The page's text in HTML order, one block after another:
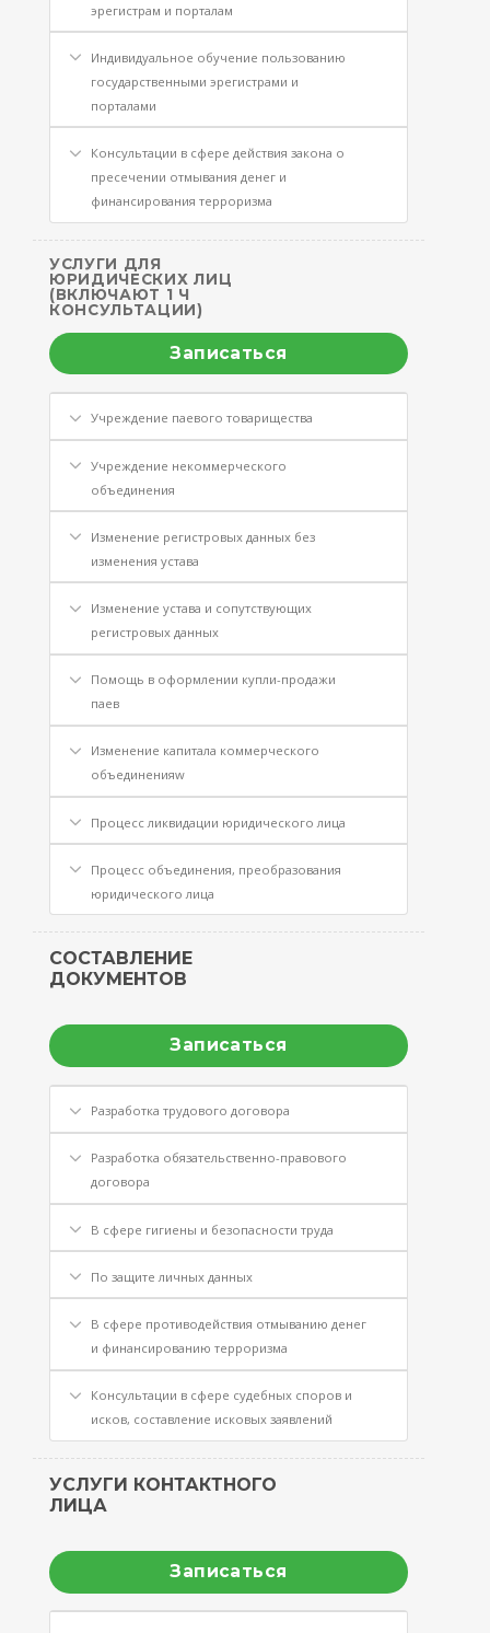
эрегистрам и порталам
Индивидуальное обучение пользованию
государственными эрегистрами и
порталами
Консультации в сфере действия закона о
пресечении отмывания денег и
финансирования терроризма
УСЛУГИ ДЛЯ
ЮРИДИЧЕСКИХ ЛИЦ
(ВКЛЮЧАЮТ 1 Ч
КОНСУЛЬТАЦИИ)
Записаться
Учреждение паевого товарищества
Учреждение некоммерческого
объединения
Изменение регистровых данных без
изменения устава
Изменение устава и сопутствующих
регистровых данных
Помощь в оформлении купли-продажи
паев
Изменение капитала коммерческого
объединенияw
Процесс ликвидации юридического лица
Процесс объединения, преобразования
юридического лица
СОСТАВЛЕНИЕ
ДОКУМЕНТОВ
Записаться
Разработка трудового договора
Разработка обязательственно-правового
договора
В сфере гигиены и безопасности труда
По защите личных данных
В сфере противодействия отмыванию денег
и финансированию терроризма
Консультации в сфере судебных споров и
исков, составление исковых заявлений
УСЛУГИ КОНТАКТНОГО
ЛИЦА
Записаться